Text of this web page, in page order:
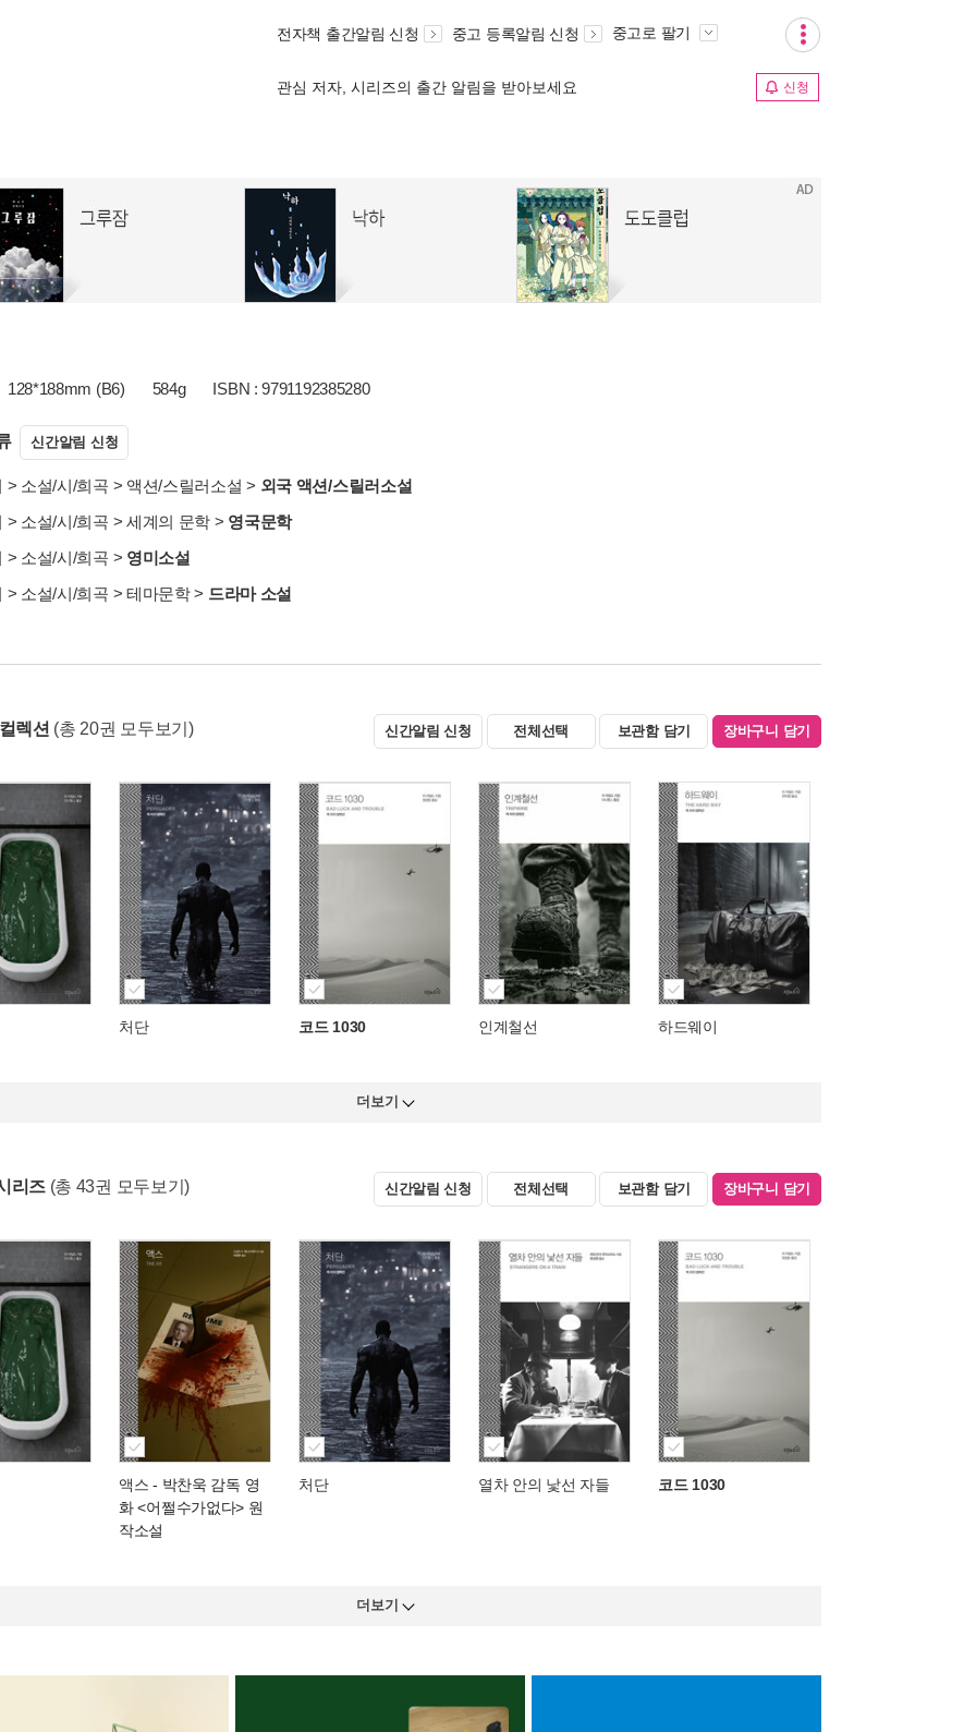
전자책 출간알림 신청 중고 등록알림 신청 중고로 팔기
관심 저자, 시리즈의 출간 알림을 받아보세요 신청
128*188mm (B6) 584g ISBN : 9791192385280
신간알림 신청
> 소설/시/희곡 > 액션/스릴러소설 > 외국 액션/스릴러소설
> 소설/시/희곡 > 세계의 문학 > 영국문학
> 소설/시/희곡 > 영미소설
> 소설/시/희곡 > 테마문학> 드라마 소설
렉션 (총 20권 모두보기) 신간알림 신청 전체선택 보관함 담기 장바구니 담기
처단 코드 1030 인계철선 하드웨이
더보기
리즈 (총 43권 모두보기) 신간알림 신청 전체선택 보관함 담기 장바구니 담기
액스 - 박찬욱 감독 영
화 <어쩔수가없다> 원
작소설
처단 열차 안의 낯선 자들 코드 1030
더보기